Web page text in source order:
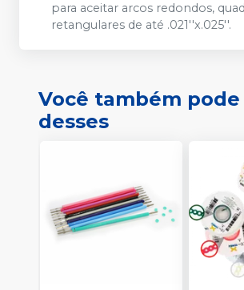
para aceitar arcos redondos,
retangulares de até .021''x.025''.
Você também
desses